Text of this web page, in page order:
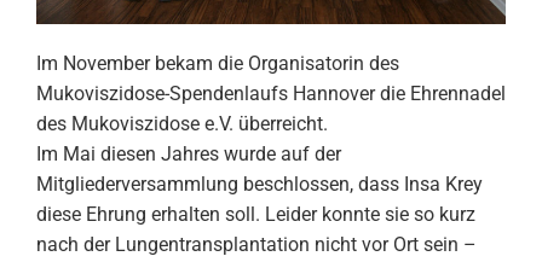
Im November bekam die Organisatorin des
Mukoviszidose-Spendenlaufs Hannover die Ehrennadel
des Mukoviszidose e.V. überreicht.
Im Mai diesen Jahres wurde auf der
Mitgliederversammlung beschlossen, dass Insa Krey
diese Ehrung erhalten soll. Leider konnte sie so kurz
nach der Lungentransplantation nicht vor Ort sein –